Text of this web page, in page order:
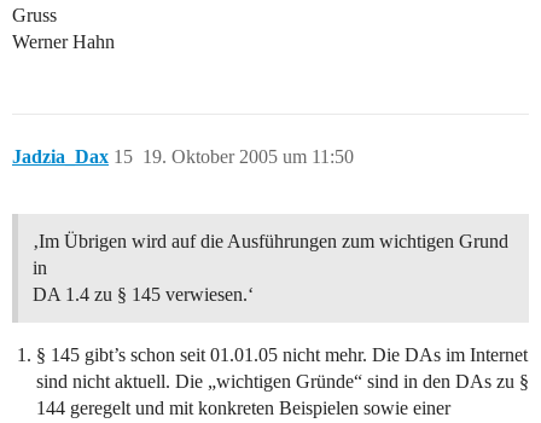
Gruss
Werner Hahn
Jadzia_Dax 19. Oktober 2005 um 11:50
15
‚Im Übrigen wird auf die Ausführungen zum wichtigen Grund
in
DA 1.4 zu § 145 verwiesen.‘
§ 145 gibt’s schon seit 01.01.05 nicht mehr. Die DAs im Internet
sind nicht aktuell. Die „wichtigen Gründe“ sind in den DAs zu §
144 geregelt und mit konkreten Beispielen sowie einer